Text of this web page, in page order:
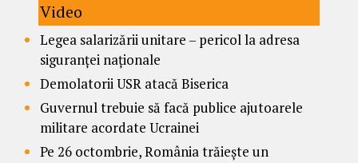
Video
Legea salarizării unitare – pericol la adresa
siguranței naționale
Demolatorii USR atacă Biserica
Guvernul trebuie să facă publice ajutoarele
militare acordate Ucrainei
Pe 26 octombrie, România trăiește un